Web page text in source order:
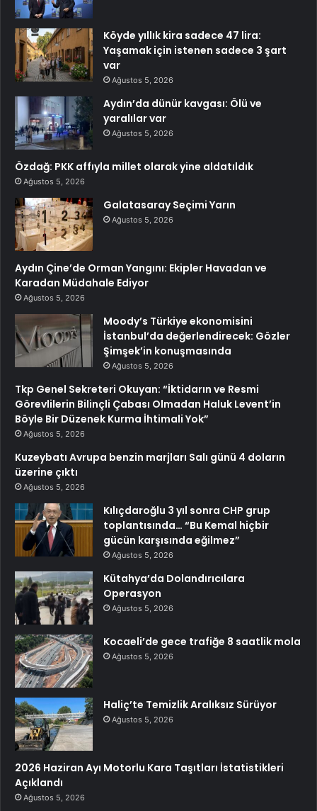
Köyde yıllık kira sadece 47 lira:
Yaşamak için istenen sadece 3 şart
var
Ağustos 5, 2026
Aydın’da dünür kavgası: Ölü ve
yaralılar var
Ağustos 5, 2026
Özdağ: PKK affıyla millet olarak yine aldatıldık
Ağustos 5, 2026
Galatasaray Seçimi Yarın
Ağustos 5, 2026
Aydın Çine’de Orman Yangını: Ekipler Havadan ve
Karadan Müdahale Ediyor
Ağustos 5, 2026
Moody’s Türkiye ekonomisini
İstanbul’da değerlendirecek: Gözler
Şimşek’in konuşmasında
Ağustos 5, 2026
Tkp Genel Sekreteri Okuyan: “İktidarın ve Resmi
Görevlilerin Bilinçli Çabası Olmadan Haluk Levent’in
Böyle Bir Düzenek Kurma İhtimali Yok”
Ağustos 5, 2026
Kuzeybatı Avrupa benzin marjları Salı günü 4 doların
üzerine çıktı
Ağustos 5, 2026
Kılıçdaroğlu 3 yıl sonra CHP grup
toplantısında… “Bu Kemal hiçbir
gücün karşısında eğilmez”
Ağustos 5, 2026
Kütahya’da Dolandırıcılara
Operasyon
Ağustos 5, 2026
Kocaeli’de gece trafiğe 8 saatlik mola
Ağustos 5, 2026
Haliç’te Temizlik Aralıksız Sürüyor
Ağustos 5, 2026
2026 Haziran Ayı Motorlu Kara Taşıtları İstatistikleri
Açıklandı
Ağustos 5, 2026